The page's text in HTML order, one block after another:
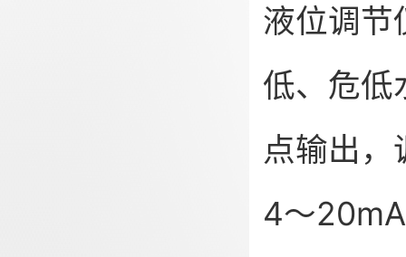
液位调节
低、危低
点输出
4～